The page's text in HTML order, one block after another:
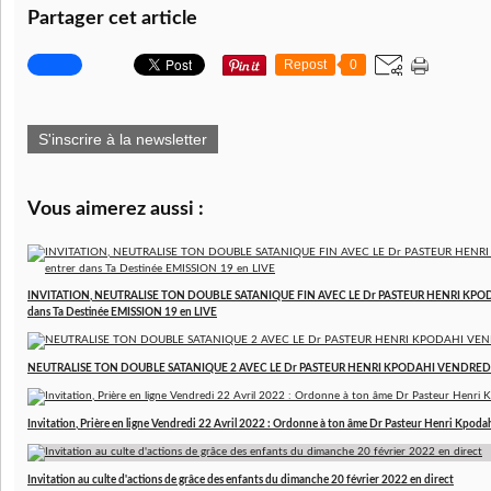
Partager cet article
Repost 0
S'inscrire à la newsletter
Vous aimerez aussi :
INVITATION, NEUTRALISE TON DOUBLE SATANIQUE FIN AVEC LE Dr PASTEUR HENRI
dans Ta Destinée EMISSION 19 en LIVE
NEUTRALISE TON DOUBLE SATANIQUE 2 AVEC LE Dr PASTEUR HENRI KPODAHI
Invitation, Prière en ligne Vendredi 22 Avril 2022 : Ordonne à ton âme Dr Pasteur Henri
Invitation au culte d'actions de grâce des enfants du dimanche 20 février 2022 en direct